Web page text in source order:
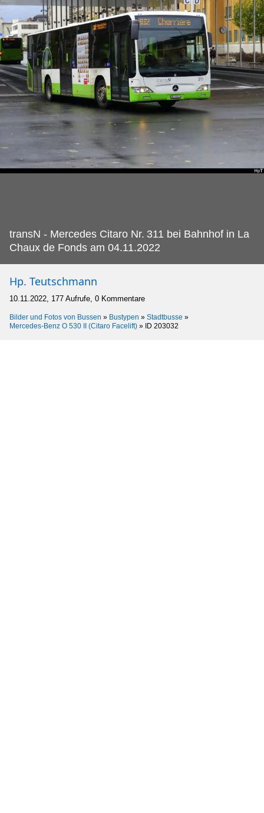
transN - Mercedes Citaro Nr. 311 bei Bahnhof in La
Chaux de Fonds am 04.11.2022
Hp. Teutschmann
10.11.2022, 177 Aufrufe, 0 Kommentare
Bilder und Fotos von Bussen » Bustypen » Stadtbusse »
Mercedes-Benz O 530 II (Citaro Facelift) » ID 203032